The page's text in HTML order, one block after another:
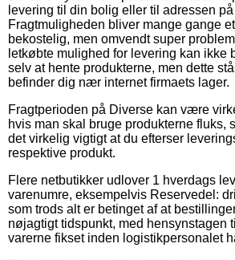
levering til din bolig eller til adressen
Fragtmuligheden bliver mange gange
bekostelig, men omvendt super
letkøbte mulighed for levering kan
selv at hente produkterne, men dette
befinder dig nær internet firmaets lager.
Fragtperioden på Diverse kan være
hvis man skal bruge produkterne fluks,
det virkelig vigtigt at du efterser
respektive produkt.
Flere netbutikker udlover 1 hverdags
varenumre, eksempelvis Reservedel:
som trods alt er betinget af at
nøjagtigt tidspunkt, med hensynstagen
varerne fikset inden logistikpersonalet